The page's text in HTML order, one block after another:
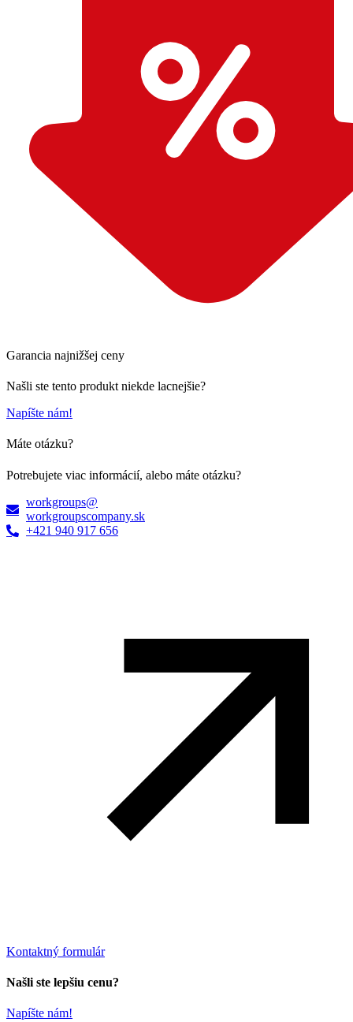
Garancia najnižšej ceny
Našli ste tento produkt niekde lacnejšie?
Napíšte nám!
Máte otázku?
Potrebujete viac informácií, alebo máte otázku?
workgroups@
workgroupscompany.sk
+421 940 917 656
Kontaktný formulár
Našli ste lepšiu cenu?
Napíšte nám!